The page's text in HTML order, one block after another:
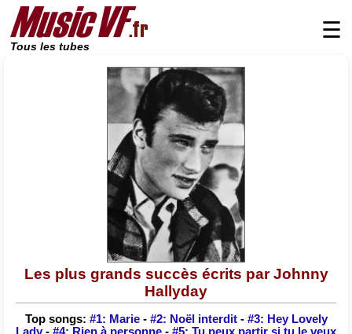
Tous les tubes
☰
Les plus grands succès écrits par Johnny
Hallyday
Top songs: #1: Marie- #2: Noël interdit- #3: Hey Lovely